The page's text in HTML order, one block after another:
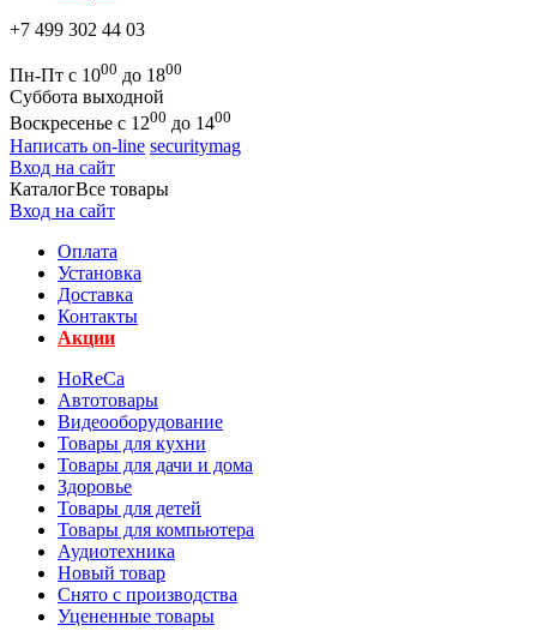
+7 499 302 44 03
Пн-Пт с 1000 до 1800
Суббота выходной
Воскресенье с 1200 до 1400
Написать on-line securitymag
Вход на сайт
КаталогВсе товары
Вход на сайт
Оплата
Установка
Доставка
Контакты
Акции
HoReCa
Автотовары
Видеооборудование
Товары для кухни
Товары для дачи и дома
Здоровье
Товары для детей
Товары для компьютера
Аудиотехника
Новый товар
Снято с производства
Уцененные товары